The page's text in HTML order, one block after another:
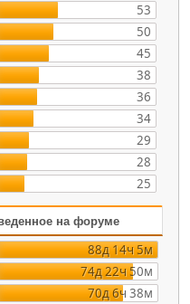
53
50
45
38
36
34
29
28
25
на форуме
88д 14ч 5м
74д 22ч 50м
70д 6ч 38м